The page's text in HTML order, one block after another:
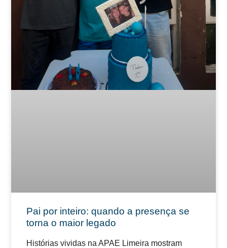
Pai por inteiro: quando a presença se
torna o maior legado
Histórias vividas na APAE Limeira mostram